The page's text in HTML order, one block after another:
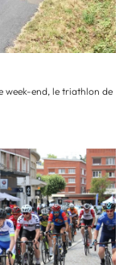
week-end, le triathlon de